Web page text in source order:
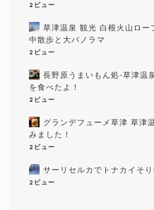
2ビュー
草津温泉 観光 白根火山ロ
中散歩と大パノラマ
2ビュー
長野原うまいもん処-草津温
を食べたよ！
2ビュー
グランデフューメ草津 草津
みました！
2ビュー
サーリセルカでトナカイそ
2ビュー